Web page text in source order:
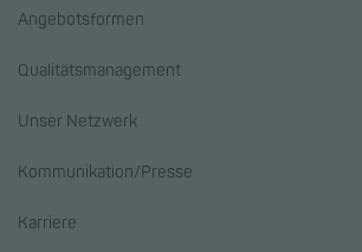
Angebotsformen
Qualitätsmanagement
Unser Netzwerk
Kommunikation/Presse
Karriere